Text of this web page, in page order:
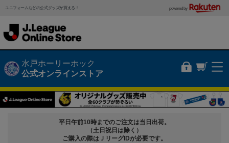
ユニフォームなどの公式グッズが買える！ powered by
水戸ホーリーホック
公式オンラインストア
平日午前10時までのご注文は当日出荷。
（土日祝日は除く）
ご購入の際はＪリーグIDが必要です。